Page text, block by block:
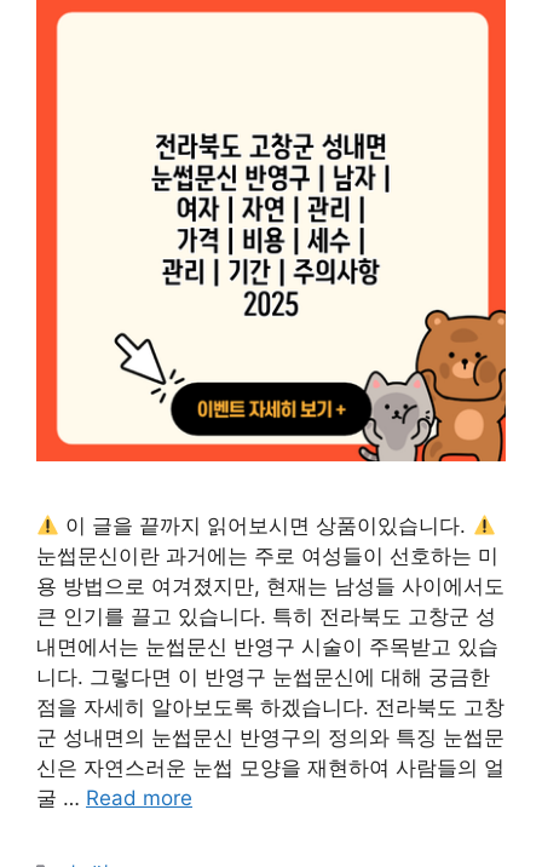
이 글을 끝까지 읽어보시면 상품이있습니다.
눈썹문신이란 과거에는 주로 여성들이 선호하는 미
용 방법으로 여겨졌지만, 현재는 남성들 사이에서도
큰 인기를 끌고 있습니다. 특히 전라북도 고창군 성
내면에서는 눈썹문신 반영구 시술이 주목받고 있습
니다. 그렇다면 이 반영구 눈썹문신에 대해 궁금한
점을 자세히 알아보도록 하겠습니다. 전라북도 고창
군 성내면의 눈썹문신 반영구의 정의와 특징 눈썹문
신은 자연스러운 눈썹 모양을 재현하여 사람들의 얼
굴 … Read more